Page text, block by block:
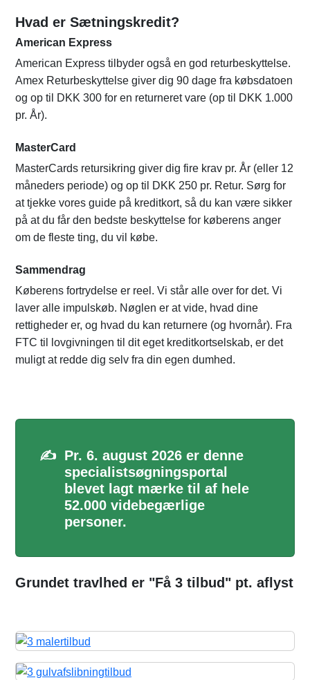
Hvad er Sætningskredit?
American Express
American Express tilbyder også en god returbeskyttelse.
Amex Returbeskyttelse giver dig 90 dage fra købsdatoen
og op til DKK 300 for en returneret vare (op til DKK 1.000
pr. År).
MasterCard
MasterCards retursikring giver dig fire krav pr. År (eller 12
måneders periode) og op til DKK 250 pr. Retur. Sørg for
at tjekke vores guide på kreditkort, så du kan være sikker
på at du får den bedste beskyttelse for køberens anger
om de fleste ting, du vil købe.
Sammendrag
Køberens fortrydelse er reel. Vi står alle over for det. Vi
laver alle impulskøb. Nøglen er at vide, hvad dine
rettigheder er, og hvad du kan returnere (og hvornår). Fra
FTC til lovgivningen til dit eget kreditkortselskab, er det
muligt at redde dig selv fra din egen dumhed.
✍️ Pr. 6. august 2026 er denne
specialistsøgningsportal
blevet lagt mærke til af hele
52.000 videbegærlige
personer.
Grundet travlhed er "Få 3 tilbud" pt. aflyst